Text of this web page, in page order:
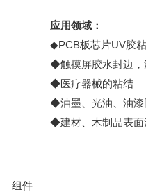
应用领域：
◆PCB板芯片UV胶
◆触摸屏胶水封边，
◆医疗器械的粘结
◆油墨、光油、油漆
◆建材、木制品表面
组件